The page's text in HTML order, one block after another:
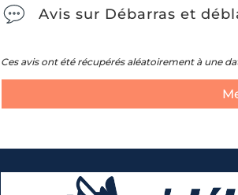
Avis sur Débarras et
Ces avis ont été récupérés aléatoirement à une